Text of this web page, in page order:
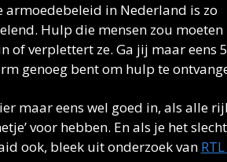
armoedebeleid in Nederland is zo
Hulp die mensen zou moeten
of verplettert ze. Ga jij maar eens
genoeg bent om hulp te
maar eens wel goed in, als alle
voor hebben. En als je het
ook, bleek uit onderzoek van RTL